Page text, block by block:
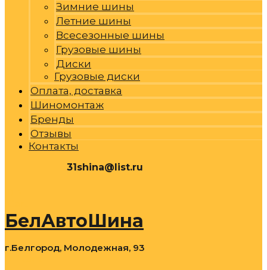
Зимние шины
Летние шины
Всесезонные шины
Грузовые шины
Диски
Грузовые диски
Оплата, доставка
Шиномонтаж
Бренды
Отзывы
Контакты
31shina@list.ru
БелАвтоШина
г.Белгород, Молодежная, 93